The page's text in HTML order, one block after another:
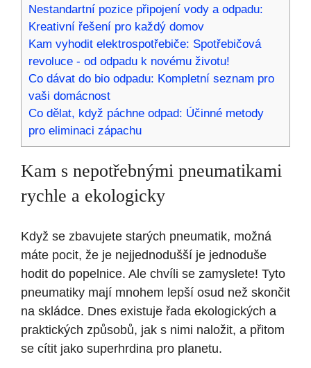
Nestandartní pozice připojení vody a odpadu:
Kreativní řešení pro každý domov
Kam vyhodit elektrospotřebiče: Spotřebičová
revoluce - od odpadu k novému životu!
Co dávat do bio odpadu: Kompletní seznam pro
vaši domácnost
Co dělat, když páchne odpad: Účinné metody
pro eliminaci zápachu
Kam s nepotřebnými pneumatikami
rychle a ekologicky
Když se zbavujete starých pneumatik, možná
máte pocit, že je nejjednodušší je jednoduše
hodit do popelnice. Ale chvíli se zamyslete! Tyto
pneumatiky mají mnohem lepší osud než skončit
na skládce. Dnes existuje řada ekologických a
praktických způsobů, jak s nimi naložit, a přitom
se cítit jako superhrdina pro planetu.